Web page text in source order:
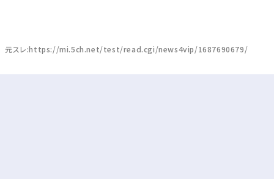
元スレ:https://mi.5ch.net/test/read.cgi/news4vip/1687690679/